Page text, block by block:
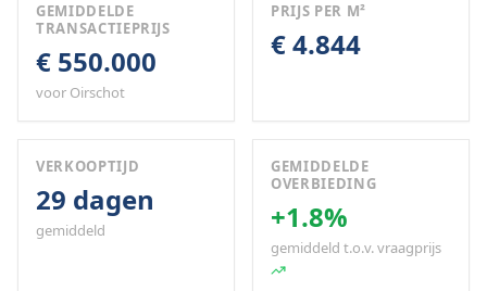
GEMIDDELDE
TRANSACTIEPRIJS
€ 550.000
voor Oirschot
PRIJS PER M²
€ 4.844
VERKOOPTIJD
29 dagen
gemiddeld
GEMIDDELDE
OVERBIEDING
+1.8%
gemiddeld t.o.v. vraagprijs